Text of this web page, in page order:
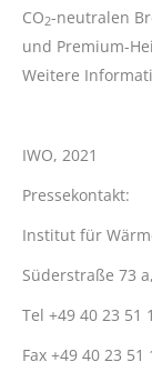
CO2-neutralen
und Premium-
Weitere
IWO, 2021
Pressekontakt:
Institut für
Süderstraße 73
Tel +49 40 23 51
Fax +49 40 23 51